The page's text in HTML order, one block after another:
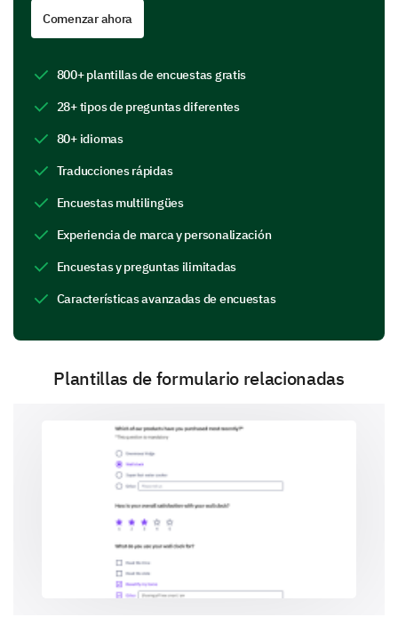
Sí
No
Si no, ¿qué aspectos de la comunicación
comprensión?
En una escala del 1 al 5, ¿cómo calificaría la
1 - Muy poor
5 - Excelente
¿La calidad de nuestras comunicaciones internas?
Efectividad de la comunicación
Enfoquémonos en cuán efectiva es la comunicación
para proporcionarle la información que necesita.
Comenzar ahora
800+ plantillas de encuestas gratis
28+ tipos de preguntas diferentes
80+ idiomas
Traducciones rápidas
Encuestas multilingües
Experiencia de marca y personalización
Encuestas y preguntas ilimitadas
Características avanzadas de encuestas
Plantillas de formulario relacionadas